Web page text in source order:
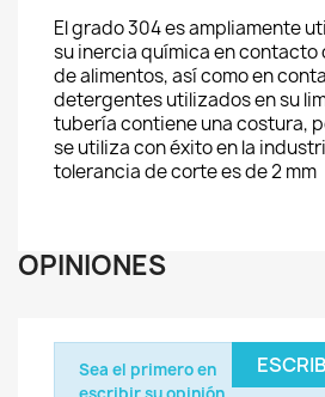
El grado 304 es ampliamente
su inercia química en contacto
de alimentos, así como en
detergentes utilizados en su
tubería contiene una costura,
se utiliza con éxito en la
tolerancia de corte es de 2 mm
OPINIONES
Sea el primero en